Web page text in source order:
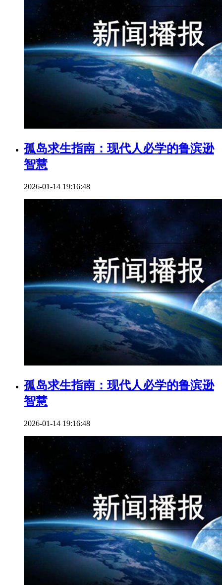
孤岛求生指南：现代人必学的鲁滨逊
智慧
2026-01-14 19:16:48
孤岛求生指南：现代人必学的鲁滨逊
智慧
2026-01-14 19:16:48